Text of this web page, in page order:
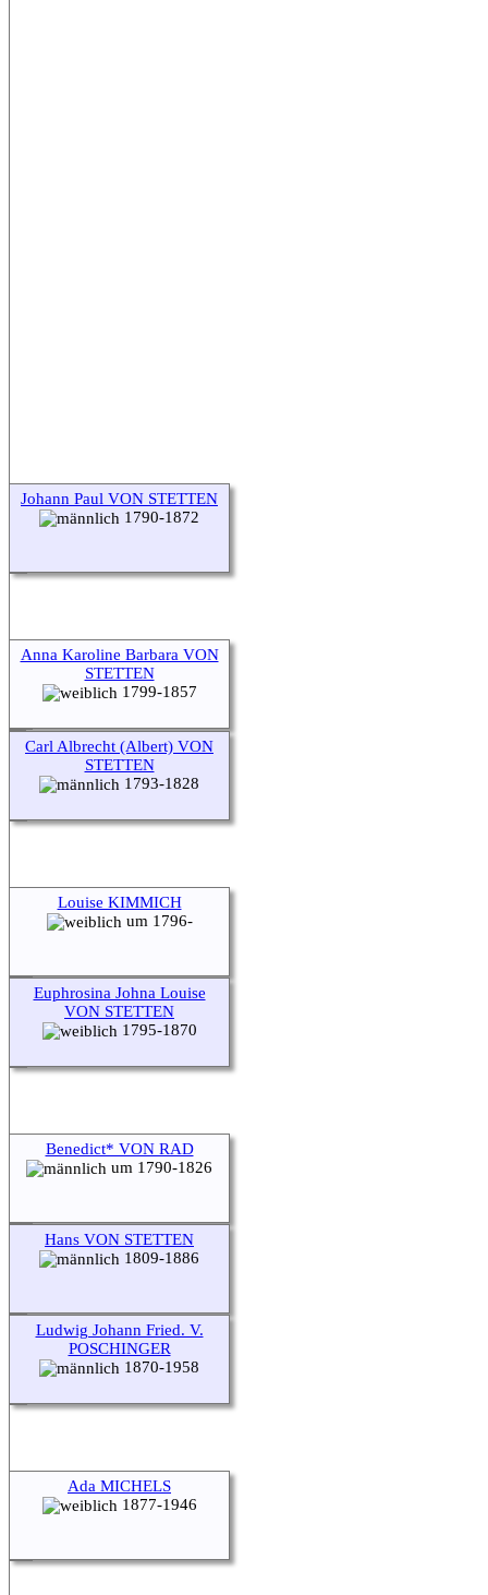
Johann Paul VON STETTEN
1790-1872
Anna Karoline Barbara VON
STETTEN
1799-1857
Carl Albrecht (Albert) VON
STETTEN
1793-1828
Louise KIMMICH
um 1796-
Euphrosina Johna Louise
VON STETTEN
1795-1870
Benedict* VON RAD
um 1790-1826
Hans VON STETTEN
1809-1886
Ludwig Johann Fried. V.
POSCHINGER
1870-1958
Ada MICHELS
1877-1946